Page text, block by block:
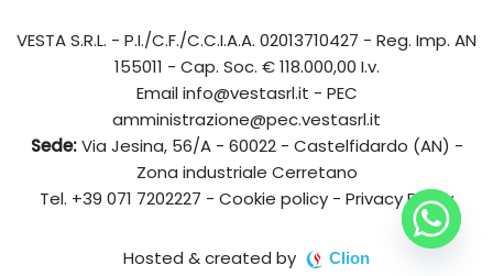
VESTA S.R.L. - P.I./C.F./C.C.I.A.A. 02013710427 - Reg. Imp. AN
155011 - Cap. Soc. € 118.000,00 I.v.
Emailinfo@vestasrl.it - PEC
amministrazione@pec.vestasrl.it
Sede:Via Jesina, 56/A - 60022 - Castelfidardo (AN) -
Zona industriale Cerretano
Tel. +39 071 7202227 - Cookie policy - Privacy Policy
Hosted & created by Clion